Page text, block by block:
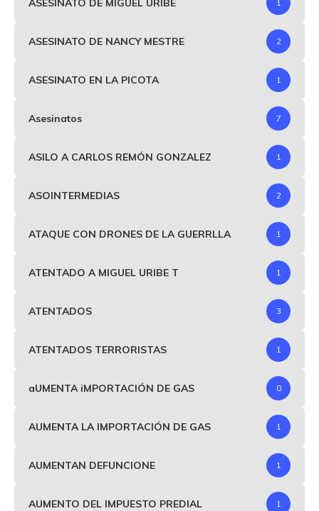
ASESINATO DE MIGUEL URIBE 1
ASESINATO DE NANCY MESTRE 2
ASESINATO EN LA PICOTA 1
Asesinatos 7
ASILO A CARLOS REMÓN GONZALEZ 1
ASOINTERMEDIAS 2
ATAQUE CON DRONES DE LA GUERRLLA 1
ATENTADO A MIGUEL URIBE T 1
ATENTADOS 3
ATENTADOS TERRORISTAS 1
aUMENTA iMPORTACIÓN DE GAS 0
AUMENTA LA IMPORTACIÓN DE GAS 1
AUMENTAN DEFUNCIONE 1
AUMENTO DEL IMPUESTO PREDIAL 1